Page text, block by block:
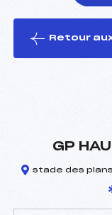
le ski
Retour
GP
stade des